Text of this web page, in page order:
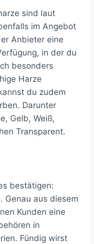
sind laut
im Angebot
Anbieter eine
in der du
besonders
Harze
du zudem
Darunter
Gelb, Weiß,
Transparent.
bestätigen:
Genau aus diesem
Kunden eine
in
Fündig wirst